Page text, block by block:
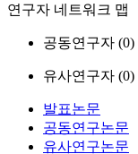
연구자 네트워크 맵
공동연구자 (0)
유사연구자 (0)
발표논문
공동연구논문
유사연구논문